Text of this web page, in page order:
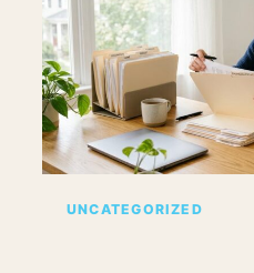
UNCATEGORIZED